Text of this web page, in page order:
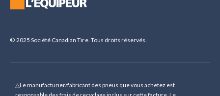
© 2025 Société Canadian Tire. Tous droits réservés.
△Le manufacturier/fabricant des pneus que vous achetez est